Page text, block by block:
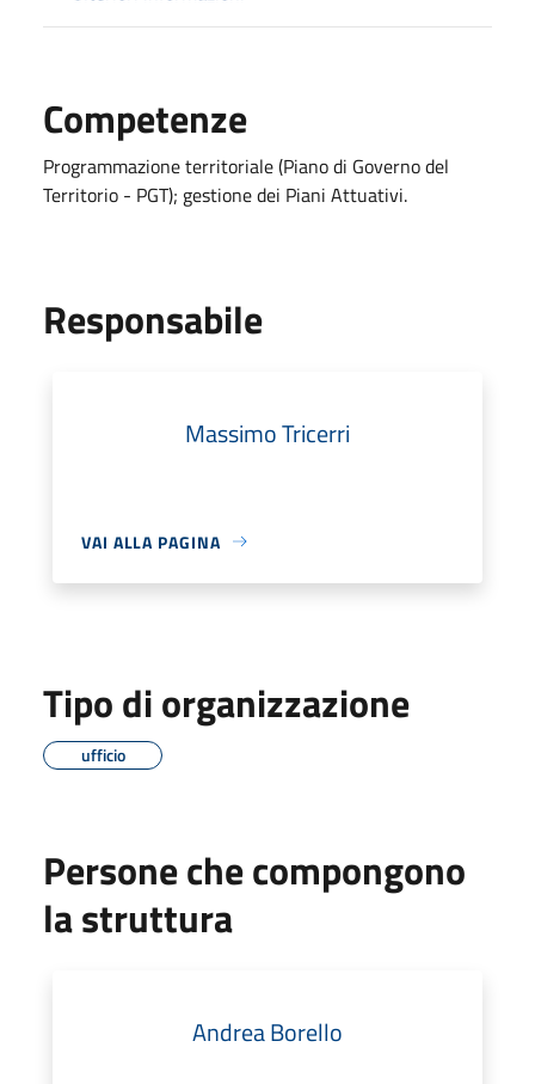
Competenze
Programmazione territoriale (Piano di Governo del
Territorio - PGT); gestione dei Piani Attuativi.
Responsabile
Massimo Tricerri
VAI ALLA PAGINA
Tipo di organizzazione
ufficio
Persone che compongono
la struttura
Andrea Borello